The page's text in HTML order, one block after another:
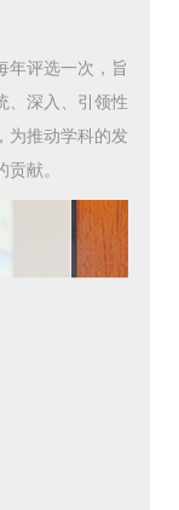
年评选一次，旨
、深入、引领性
为推动学科的发
献。